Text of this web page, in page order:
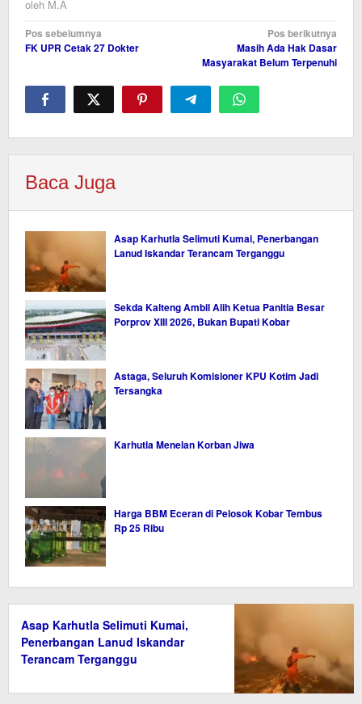
oleh M.A
Navigasi
pos
Pos sebelumnya
FK UPR Cetak 27 Dokter
Pos berikutnya
Masih Ada Hak Dasar
Masyarakat Belum Terpenuhi
Baca Juga
Asap Karhutla Selimuti Kumai, Penerbangan
Lanud Iskandar Terancam Terganggu
Sekda Kalteng Ambil Alih Ketua Panitia Besar
Porprov XIII 2026, Bukan Bupati Kobar
Astaga, Seluruh Komisioner KPU Kotim Jadi
Tersangka
Karhutla Menelan Korban Jiwa
Harga BBM Eceran di Pelosok Kobar Tembus
Rp 25 Ribu
Asap Karhutla Selimuti Kumai,
Penerbangan Lanud Iskandar
Terancam Terganggu